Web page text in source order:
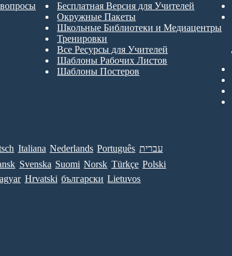
Бесплатная Версия для Учителей
Окружные Пакеты
Школьные Библиотеки и Медиацентры
Тренировки
Все Ресурсы для Учителей
Шаблоны Рабочих Листов
Шаблоны Постеров
Italiana Nederlands Português עברית
Svenska Suomi Norsk Türkçe Polski
Hrvatski български Lietuvos